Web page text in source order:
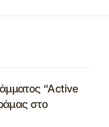
“Active
στο